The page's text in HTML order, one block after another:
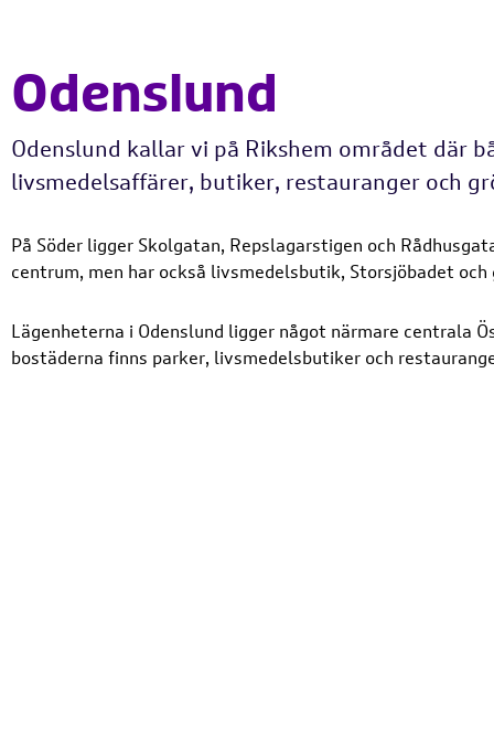
Odenslund
Odenslund kallar vi på Rikshem området där
livsmedelsaffärer, butiker, restauranger och
På Söder ligger Skolgatan, Repslagarstigen och
centrum, men har också livsmedelsbutik, Storsjöbadet och
Lägenheterna i Odenslund ligger något närmare centrala
bostäderna finns parker, livsmedelsbutiker och